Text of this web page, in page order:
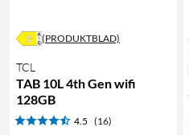
(PRODUKTBLAD)
TCL
TAB 10L 4th Gen wifi
128GB
4.5 (16)